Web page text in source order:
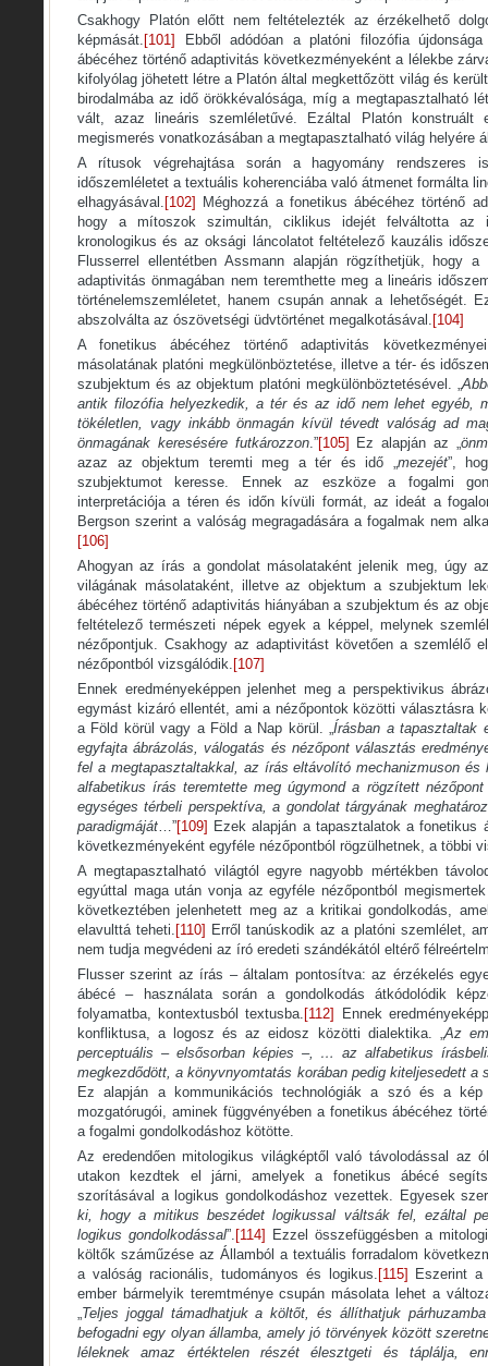
Csakhogy Platón előtt nem feltételezték az érzékelhető
képmását. [101] Ebből adódóan a platóni filozófia
ábécéhez történő adaptivitás következményeként a lélekbe
kifolyólag jöhetett létre a Platón által megkettőzött világ és
birodalmába az idő örökkévalósága, míg a megtapasztalható
vált, azaz lineáris szemléletűvé. Ezáltal Platón konstruált
megismerés vonatkozásában a megtapasztalható világ helyére
A rítusok végrehajtása során a hagyomány rendszeres
időszemléletet a textuális koherenciába való átmenet formálta
elhagyásával. [102] Méghozzá a fonetikus ábécéhez történő
hogy a mítoszok szimultán, ciklikus idejét felváltotta az
kronologikus és az oksági láncolatot feltételező kauzális
Flusserrel ellentétben Assmann alapján rögzíthetjük, hogy a
adaptivitás önmagában nem teremthette meg a lineáris
történelemszemléletet, hanem csupán annak a lehetőségét.
abszolválta az ószövetségi üdvtörténet megalkotásával. [104]
A fonetikus ábécéhez történő adaptivitás
másolatának platóni megkülönböztetése, illetve a tér- és
szubjektum és az objektum platóni megkülönböztetésével. „
antik filozófia helyezkedik, a tér és az idő nem lehet egyéb,
tökéletlen, vagy inkább önmagán kívül tévedt valóság ad
önmagának keresésére futkározzon.”[105] Ez alapján az „
azaz az objektum teremti meg a tér és idő „ mezejét”,
szubjektumot keresse. Ennek az eszköze a fogalmi
interpretációja a téren és időn kívüli formát, az ideát a
Bergson szerint a valóság megragadására a fogalmak nem
[106]
Ahogyan az írás a gondolat másolataként jelenik meg, úgy
világának másolataként, illetve az objektum a szubjektum
ábécéhez történő adaptivitás hiányában a szubjektum és az
feltételező természeti népek egyek a képpel, melynek
nézőpontjuk. Csakhogy az adaptivitást követően a szemlélő
nézőpontból vizsgálódik. [107]
Ennek eredményeképpen jelenhet meg a perspektivikus
egymást kizáró ellentét, ami a nézőpontok közötti választásra
a Föld körül vagy a Föld a Nap körül. „Írásban a tapasztaltak
egyfajta ábrázolás, válogatás és nézőpont választás
fel a megtapasztaltakkal, az írás eltávolító mechanizmuson és
alfabetikus írás teremtette meg úgymond a rögzített
egységes térbeli perspektíva, a gondolat tárgyának
paradigmáját …”[109] Ezek alapján a tapasztalatok a fonetikus
következményeként egyféle nézőpontból rögzülhetnek, a többi
A megtapasztalható világtól egyre nagyobb mértékben
egyúttal maga után vonja az egyféle nézőpontból
következtében jelenhetett meg az a kritikai gondolkodás,
elavulttá teheti. [110] Erről tanúskodik az a platóni szemlélet,
nem tudja megvédeni az író eredeti szándékától eltérő
Flusser szerint az írás – általam pontosítva: az érzékelés
ábécé – használata során a gondolkodás átkódolódik
folyamatba, kontextusból textusba. [112] Ennek
konfliktusa, a logosz és az eidosz közötti dialektika. „ Az
perceptuális – elsősorban képies –, … az alfabetikus
megkezdődött, a könyvnyomtatás korában pedig kiteljesedett a
Ez alapján a kommunikációs technológiák a szó és a kép
mozgatórugói, aminek függvényében a fonetikus ábécéhez
a fogalmi gondolkodáshoz kötötte.
Az eredendően mitologikus világképtől való távolodással az
utakon kezdtek el járni, amelyek a fonetikus ábécé
szorításával a logikus gondolkodáshoz vezettek. Egyesek
ki, hogy a mitikus beszédet logikussal váltsák fel, ezáltal
logikus gondolkodással”. [114] Ezzel összefüggésben a
költők száműzése az Államból a textuális forradalom
a valóság racionális, tudományos és logikus. [115] Eszerint
ember bármelyik teremtménye csupán másolata lehet a
Teljes joggal támadhatjuk a költőt, és állíthatjuk
befogadni egy olyan államba, amely jó törvények között
léleknek amaz értéktelen részét élesztgeti és táplálja,